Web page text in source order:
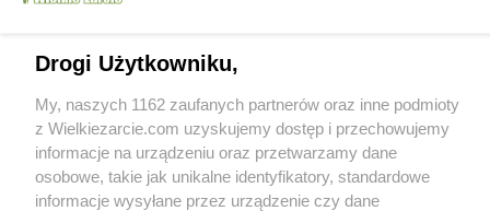
Malwowo ))
11.2k 0 2
megi65 11.7k 0 2
megi65
Drogi Użytkowniku,
My, naszych 1162 zaufanych partnerów oraz inne podmioty
z Wielkiezarcie.com uzyskujemy dostęp i przechowujemy
informacje na urządzeniu oraz przetwarzamy dane
osobowe, takie jak unikalne identyfikatory, standardowe
informacje wysyłane przez urządzenie czy dane